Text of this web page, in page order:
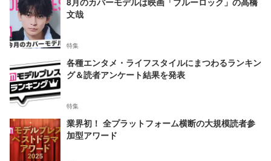
文哉
特集
各種エンタメ・ライフスタイルにまつわるランキン
グ＆読者アンケート結果を発表
特集
業界初！ 全プラットフォーム横断の大規模読者参
加型アワード